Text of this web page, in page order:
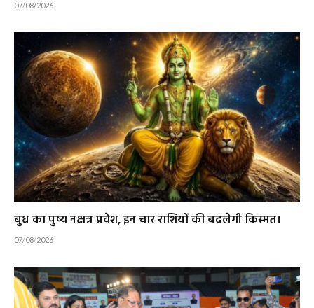
07/08/2026
बुध का पुष्य नक्षत्र प्रवेश, इन चार राशियों की बदलेगी किस्मत।
07/08/2026